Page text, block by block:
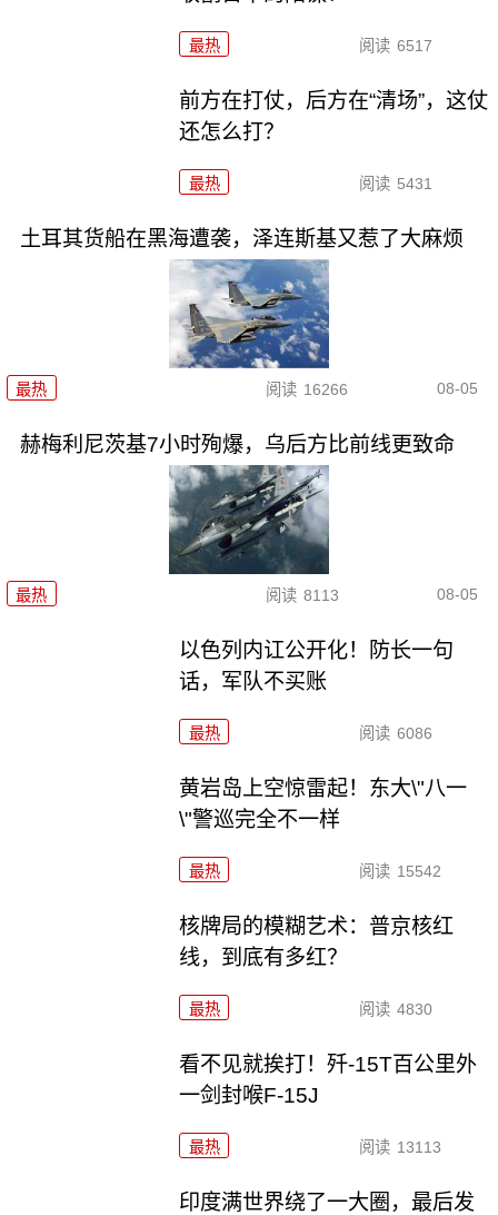
最热 阅读 6517
前方在打仗，后方在“清场”，这仗
还怎么打？
最热 阅读 5431
土耳其货船在黑海遭袭，泽连斯基又惹了大麻烦
最热 阅读 16266 08-05
赫梅利尼茨基7小时殉爆，乌后方比前线更致命
最热 阅读 8113 08-05
以色列内讧公开化！防长一句
话，军队不买账
最热 阅读 6086
黄岩岛上空惊雷起！东大\"八一
\"警巡完全不一样
最热 阅读 15542
核牌局的模糊艺术：普京核红
线，到底有多红？
最热 阅读 4830
看不见就挨打！歼-15T百公里外
一剑封喉F-15J
最热 阅读 13113
印度满世界绕了一大圈，最后发